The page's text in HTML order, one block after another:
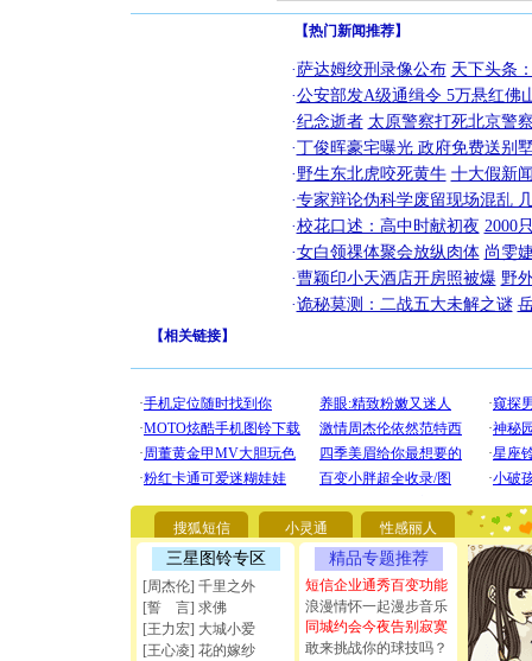
【热门新闻推荐】
·萨达姆绞刑录像公布 天下头条
·公安部发A级通缉令 5万悬红佛
·纪念逝者 太原警察打死北京警
·丁俊晖豪宅曝光 政府免费送别
·野生东北虎咬死黄牛 十大假新
·专家辩论伪科学废留现场混乱
·校花口述：高中时献初夜 2000
·女白领祼体聚会放纵肉体 尚雯
·曹颖印小天酒店开房照被爆 野
·诡秘莫测：二战五大未解之谜
【相关链接】
搜狐短信 小灵通 性感丽人
三星图铃专区
[周杰伦] 千里之外
[誓 言] 求佛
[王力宏] 大城小爱
[王心凌] 花的嫁纱
精品专题推荐
短信企业通秀百变功能
浪漫情怀一起漫步音乐
同城约会今夜告别寂寞
敢来挑战你的球技吗？
[圣诞节]
你太多
要平安
[圣诞节]
能正大光
天都要快
[圣诞节]
如意,快
[元旦] 看
断电。爱
你是我专
[元旦]如